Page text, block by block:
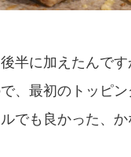
半に加えたんで
、最初のトッピン
でも良かった、か